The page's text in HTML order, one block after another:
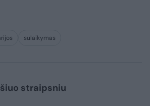
sulaikymas
straipsniu